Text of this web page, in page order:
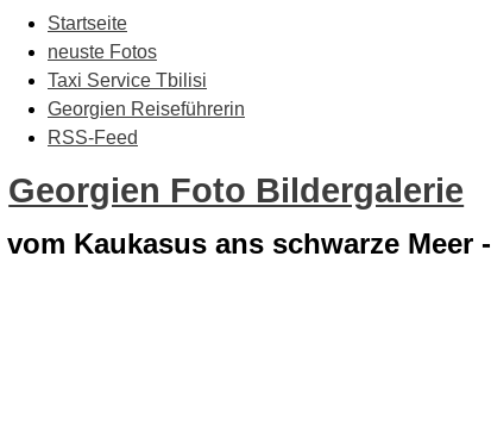
Startseite
neuste Fotos
Taxi Service Tbilisi
Georgien Reiseführerin
RSS-Feed
Georgien Foto Bildergalerie
vom Kaukasus ans schwarze